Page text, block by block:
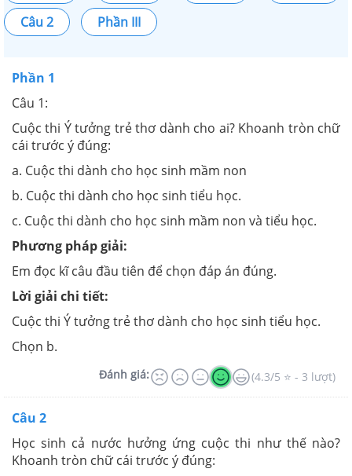
Câu 2
Phần III
Phần 1
Câu 1:
Cuộc thi Ý tưởng trẻ thơ dành cho ai? Khoanh tròn chữ
cái trước ý đúng:
a. Cuộc thi dành cho học sinh mầm non
b. Cuộc thi dành cho học sinh tiểu học.
c. Cuộc thi dành cho học sinh mầm non và tiểu học.
Phương pháp giải:
Em đọc kĩ câu đầu tiên để chọn đáp án đúng.
Lời giải chi tiết:
Cuộc thi Ý tưởng trẻ thơ dành cho học sinh tiểu học.
Chọn b.
Đánh giá: (4.3/5 ⭐ - 3 lượt)
Câu 2
Học sinh cả nước hưởng ứng cuộc thi như thế nào?
Khoanh tròn chữ cái trước ý đúng: